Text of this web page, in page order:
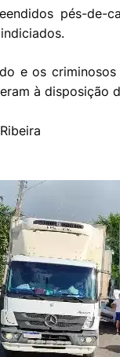
pés-de-
e os
à disposição